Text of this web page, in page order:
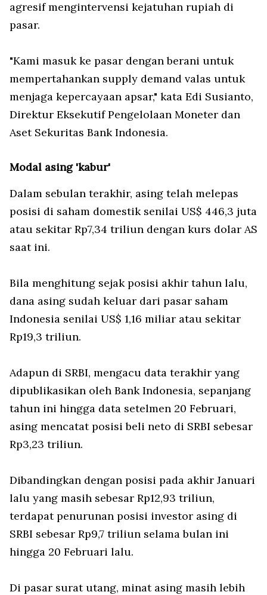
agresif mengintervensi kejatuhan rupiah di
pasar.
"Kami masuk ke pasar dengan berani untuk
mempertahankan supply demand valas untuk
menjaga kepercayaan apsar," kata Edi Susianto,
Direktur Eksekutif Pengelolaan Moneter dan
Aset Sekuritas Bank Indonesia.
Modal asing 'kabur'
Dalam sebulan terakhir, asing telah melepas
posisi di saham domestik senilai US$ 446,3 juta
atau sekitar Rp7,34 triliun dengan kurs dolar AS
saat ini.
Bila menghitung sejak posisi akhir tahun lalu,
dana asing sudah keluar dari pasar saham
Indonesia senilai US$ 1,16 miliar atau sekitar
Rp19,3 triliun.
Adapun di SRBI, mengacu data terakhir yang
dipublikasikan oleh Bank Indonesia, sepanjang
tahun ini hingga data setelmen 20 Februari,
asing mencatat posisi beli neto di SRBI sebesar
Rp3,23 triliun.
Dibandingkan dengan posisi pada akhir Januari
lalu yang masih sebesar Rp12,93 triliun,
terdapat penurunan posisi investor asing di
SRBI sebesar Rp9,7 triliun selama bulan ini
hingga 20 Februari lalu.
Di pasar surat utang, minat asing masih lebih